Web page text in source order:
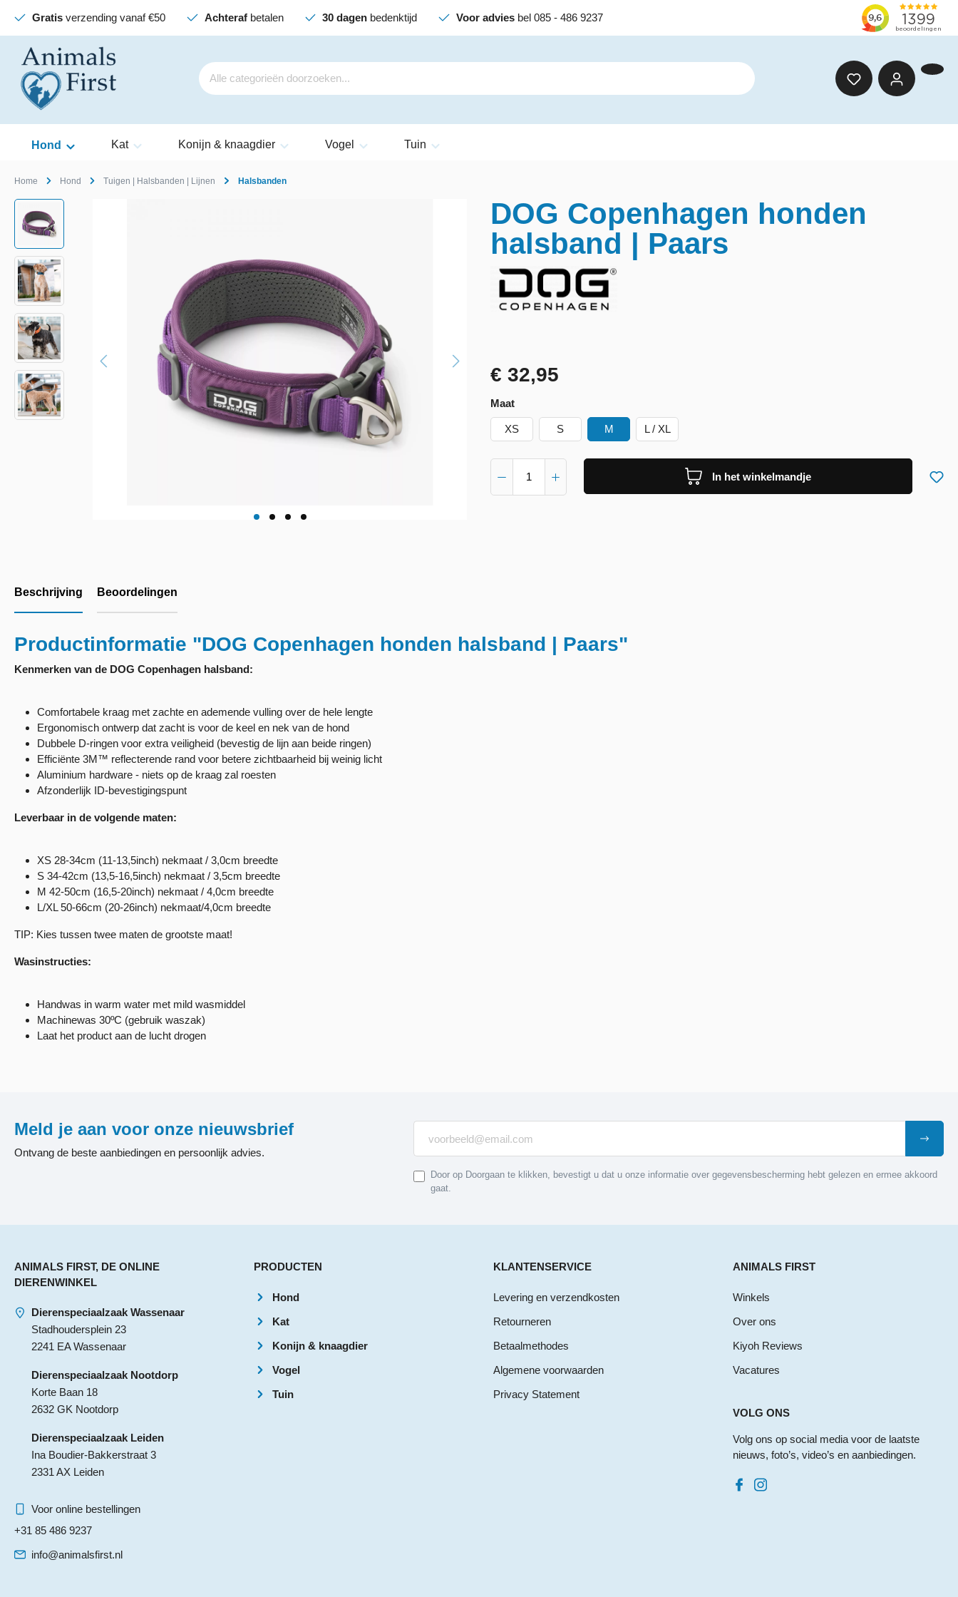
Gratisverzending vanaf €50 Achterafbetalen 30 dagen bedenktijd Voor advies bel 085 - 486 9237
Hond Kat Konijn & knaagdier Vogel Tuin
Home Hond Tuigen | Halsbanden | Lijnen Halsbanden
DOG Copenhagen honden
halsband | Paars
€ 32,95
Maat
XS S M L / XL
In het winkelmandje
Beschrijving Beoordelingen
Productinformatie "DOG Copenhagen honden halsband | Paars"
Kenmerken van de DOG Copenhagen halsband:
Comfortabele kraag met zachte en ademende vulling over de hele lengte
Ergonomisch ontwerp dat zacht is voor de keel en nek van de hond
Dubbele D-ringen voor extra veiligheid (bevestig de lijn aan beide ringen)
Efficiënte 3M™ reflecterende rand voor betere zichtbaarheid bij weinig licht
Aluminium hardware - niets op de kraag zal roesten
Afzonderlijk ID-bevestigingspunt
Leverbaar in de volgende maten:
XS 28-34cm (11-13,5inch) nekmaat / 3,0cm breedte
S 34-42cm (13,5-16,5inch) nekmaat / 3,5cm breedte
M 42-50cm (16,5-20inch) nekmaat / 4,0cm breedte
L/XL 50-66cm (20-26inch) nekmaat/4,0cm breedte
TIP: Kies tussen twee maten de grootste maat!
Wasinstructies:
Handwas in warm water met mild wasmiddel
Machinewas 30ºC (gebruik waszak)
Laat het product aan de lucht drogen
Meld je aan voor onze nieuwsbrief
Ontvang de beste aanbiedingen en persoonlijk advies.
Door op Doorgaan te klikken, bevestigt u dat u onze informatie over gegevensbescherming hebt gelezen en ermee akkoord
gaat.
ANIMALS FIRST, DE ONLINE
DIERENWINKEL
Dierenspeciaalzaak Wassenaar
Stadhoudersplein 23
2241 EA Wassenaar
Dierenspeciaalzaak Nootdorp
Korte Baan 18
2632 GK Nootdorp
Dierenspeciaalzaak Leiden
Ina Boudier-Bakkerstraat 3
2331 AX Leiden
Voor online bestellingen
+31 85 486 9237
info@animalsfirst.nl
PRODUCTEN
Hond
Kat
Konijn & knaagdier
Vogel
Tuin
KLANTENSERVICE
Levering en verzendkosten
Retourneren
Betaalmethodes
Algemene voorwaarden
Privacy Statement
ANIMALS FIRST
Winkels
Over ons
Kiyoh Reviews
Vacatures
VOLG ONS
Volg ons op social media voor de laatste
nieuws, foto’s, video’s en aanbiedingen.